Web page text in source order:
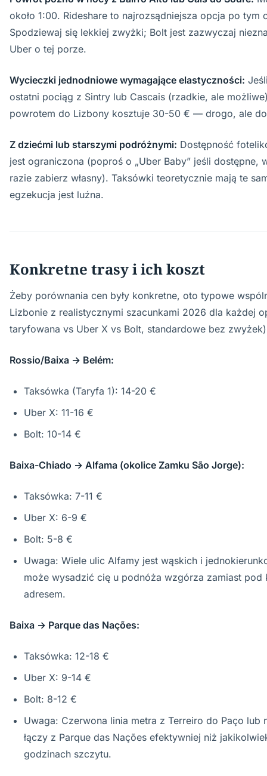
około 1:00. Rideshare to najrozsądniejsza opcja po tym
Spodziewaj się lekkiej zwyżki; Bolt jest zazwyczaj
Uber o tej porze.
Wycieczki jednodniowe wymagające elastyczności:
ostatni pociąg z Sintry lub Cascais (rzadkie, ale
powrotem do Lizbony kosztuje 30-50 € — drogo, ale
Z dziećmi lub starszymi podróżnymi: Dostępność
jest ograniczona (poproś o „Uber Baby” jeśli dostępne,
razie zabierz własny). Taksówki teoretycznie mają te
egzekucja jest luźna.
Konkretne trasy i ich koszt
Żeby porównania cen były konkretne, oto typowe
Lizbonie z realistycznymi szacunkami 2026 dla każdej
taryfowana vs Uber X vs Bolt, standardowe bez
Rossio/Baixa → Belém:
Taksówka (Taryfa 1): 14-20 €
Uber X: 11-16 €
Bolt: 10-14 €
Baixa-Chiado → Alfama (okolice Zamku São Jorge):
Taksówka: 7-11 €
Uber X: 6-9 €
Bolt: 5-8 €
Uwaga: Wiele ulic Alfamy jest wąskich i
może wysadzić cię u podnóża wzgórza zamiast pod
adresem.
Baixa → Parque das Nações:
Taksówka: 12-18 €
Uber X: 9-14 €
Bolt: 8-12 €
Uwaga: Czerwona linia metra z Terreiro do Paço lub
łączy z Parque das Nações efektywniej niż
godzinach szczytu.